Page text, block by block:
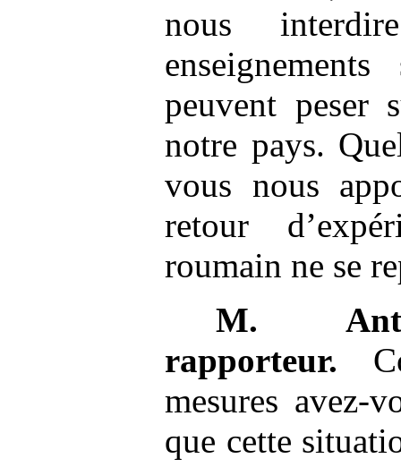
nous
peuvent peser
notre pays.
vous nous
retour
roumain ne se
M.
rapporteur.
mesures avez-
que cette